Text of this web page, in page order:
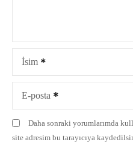
İsim
E-posta
Daha sonraki yorumlarımda
site adresim bu tarayıcıya